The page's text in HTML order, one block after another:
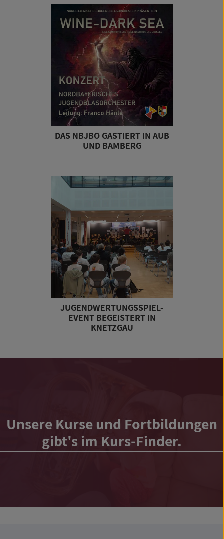
DAS NBJBO GASTIERT IN AUB
UND BAMBERG
JUGENDWERTUNGSSPIEL-
EVENT BEGEISTERT IN
KNETZGAU
Unsere Kurse und Fortbildungen
gibt's im Kurs-Finder.